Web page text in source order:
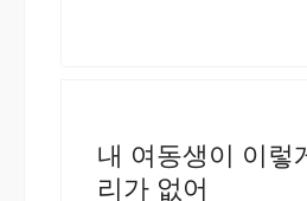
내 여동생이 이렇
리가 없어